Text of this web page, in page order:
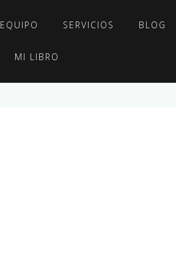
EQUIPO SERVICIOS BLOG
MI LIBRO